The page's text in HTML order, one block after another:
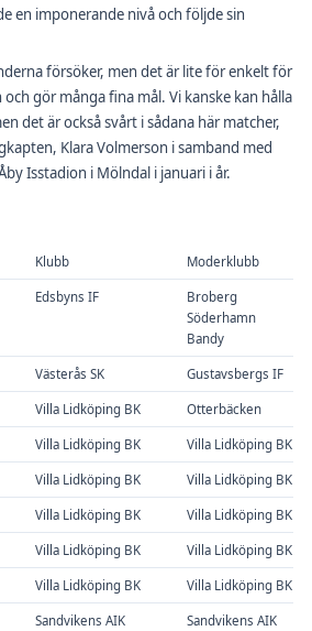
en imponerande nivå och följde sin
försöker, men det är lite för enkelt för
och gör många fina mål. Vi kanske kan hålla
det är också svårt i sådana här matcher,
Klara Volmerson i samband med
Isstadion i Mölndal i januari i år.
Klubb Moderklubb
Edsbyns IF
Broberg
Söderhamn
Bandy
Västerås SK Gustavsbergs IF
Villa Lidköping BK Otterbäcken
Villa Lidköping BK Villa Lidköping BK
Villa Lidköping BK Villa Lidköping BK
Villa Lidköping BK Villa Lidköping BK
Villa Lidköping BK Villa Lidköping BK
Villa Lidköping BK Villa Lidköping BK
Sandvikens AIK Sandvikens AIK